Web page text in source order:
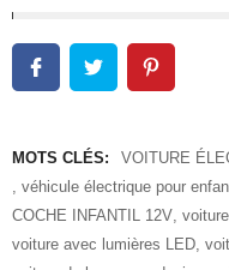
MOTS CLÉS: VOITURE
véhicule électrique pour
COCHE INFANTIL 12V
voiture avec lumières LED